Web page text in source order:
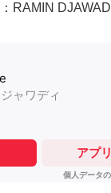
RAMIN DJAWADI